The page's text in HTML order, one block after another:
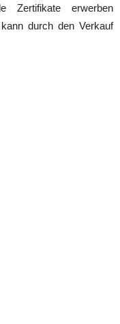
Zertifikate erwerben
durch den Verkauf